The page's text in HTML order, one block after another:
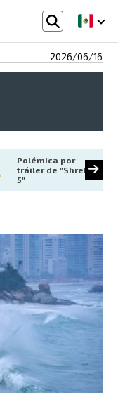
2026/06/16
Polémica por
tráiler de "Shrek
5"